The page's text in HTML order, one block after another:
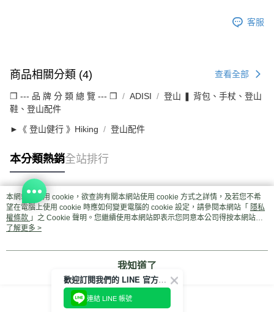
客服
商品相關分類 (4) 查看全部
❒ --- 品 牌 分 類 總 覽 --- ❒ ADISI
登山 ❚ 背包、手杖、登山
鞋、登山配件
►《 登山健行 》Hiking 登山配件
本分類熱銷全站排行
熱門標籤
本網站中使用 cookie，欲查詢有關本網站使用 cookie 方式之詳情，及若您不希
望在電腦上使用 cookie 時應如何變更電腦的 cookie 設定，請參閱本網站「 隱私
權條款 」之 Cookie 聲明。您繼續使用本網站即表示您同意本公司得按本網站使
用條款之 Cookie 聲明使用 cookie。
了解更多 >
我知道了
歡迎訂閱我們的 LINE 官方帳號
連結 LINE 帳號